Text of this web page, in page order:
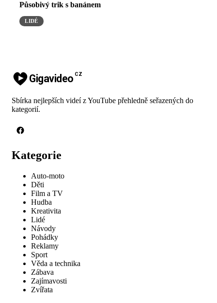
Působivý trik s banánem
LIDÉ
Gigavideo CZ
Sbírka nejlepších videí z YouTube přehledně seřazených do
kategorií.
Kategorie
Auto-moto
Děti
Film a TV
Hudba
Kreativita
Lidé
Návody
Pohádky
Reklamy
Sport
Věda a technika
Zábava
Zajímavosti
Zvířata